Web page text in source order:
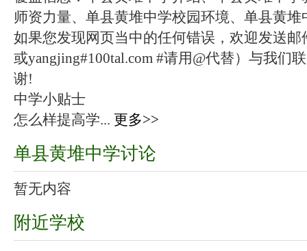
师资力量、单县黄堆中学校园环境、单县黄堆
如果您发现网页当中的任何错误，欢迎发送邮
或yangjing#100tal.com #请用@代替）与我们
谢!
中学小贴士
怎么样提高学... 更多>>
单县黄堆中学讨论
暂无内容
附近学校